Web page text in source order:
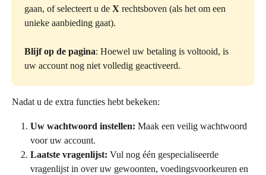
gaan, of selecteert u de X rechtsboven (als het om een
unieke aanbieding gaat).
Blijf op de pagina: Hoewel uw betaling is voltooid, is
uw account nog niet volledig geactiveerd.
Nadat u de extra functies hebt bekeken:
Uw wachtwoord instellen: Maak een veilig wachtwoord
voor uw account.
Laatste vragenlijst: Vul nog één gespecialiseerde
vragenlijst in over uw gewoonten, voedingsvoorkeuren en